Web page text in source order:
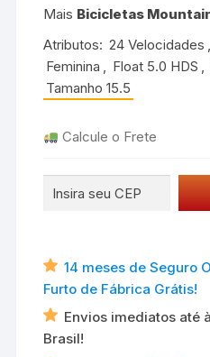
Mais Bicicletas
Atributos: 24 Velocidades ,
Feminina , Float 5.0 HDS ,
Tamanho 15.5
Calcule o Frete
14 meses de Seguro
Furto de Fábrica Grátis!
Envios imediatos até
Brasil!